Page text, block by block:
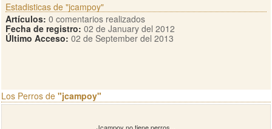
Estadisticas de "jcampoy"
Artículos: 0 comentarios realizados
Fecha de registro: 02 de January del 2012
Último Acceso: 02 de September del 2013
Los Perros de "jcampoy"